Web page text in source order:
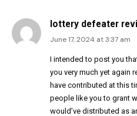
lottery defeater
June 17, 2024 at 3:37 am
I intended to post you
you very much yet again
have contributed at this
people like you to grant
would’ve distributed as